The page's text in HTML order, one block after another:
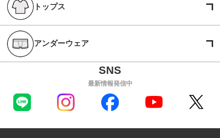
トップス
アンダーウェア
最新情報発信中